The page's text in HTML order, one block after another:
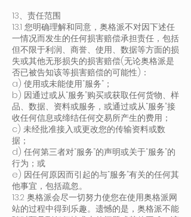
13、责任范围
13.1 您明确理解和同意，奥格派不对因下述任
一情况而发生的任何损害赔偿承担责任，包括
但不限于利润、商誉、使用、数据等方面的损
失或其他无形损失的损害赔偿(无论奥格派是
否已被告知该等损害赔偿的可能性)：
a) 使用或未能使用“服务”；
b) 因通过或从“服务”购买或获取任何货物、样
品、数据、资料或服务，或通过或从“服务”接
收任何信息或缔结任何交易所产生的费用；
c) 未经批准接入或更改您的传输资料或数
据；
d) 任何第三者对“服务”的声明或关于“服务”的
行为；或
e) 因任何原因而引起的与“服务”有关的任何其
他事宜，包括疏忽。
13.2 奥格派会尽一切努力使您在使用奥格派网
站的过程中得到乐趣。遗憾的是，奥格派不能